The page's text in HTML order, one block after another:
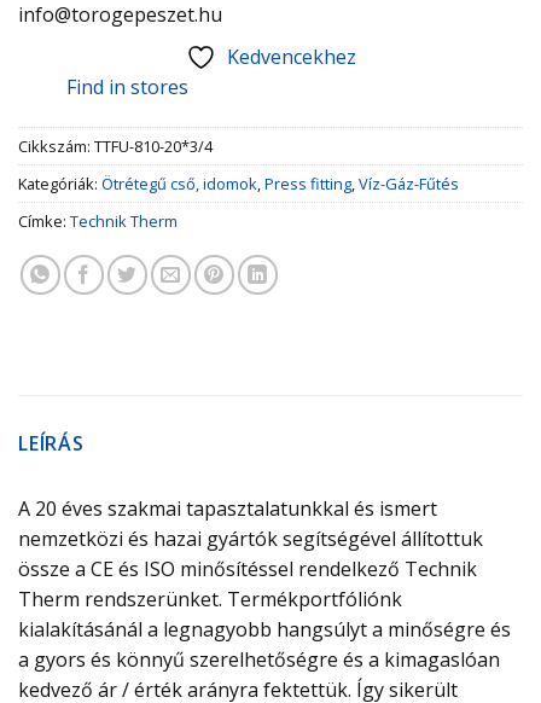
info@torogepeszet.hu
Kedvencekhez
Find in stores
Cikkszám: TTFU-810-20*3/4
Kategóriák: Ötrétegű cső, idomok,Press fitting,Víz-Gáz-Fűtés
Címke: Technik Therm
LEÍRÁS
A 20 éves szakmai tapasztalatunkkal és ismert
nemzetközi és hazai gyártók segítségével állítottuk
össze a CE és ISO minősítéssel rendelkező Technik
Therm rendszerünket. Termékportfóliónk
kialakításánál a legnagyobb hangsúlyt a minőségre és
a gyors és könnyű szerelhetőségre és a kimagaslóan
kedvező ár / érték arányra fektettük. Így sikerült